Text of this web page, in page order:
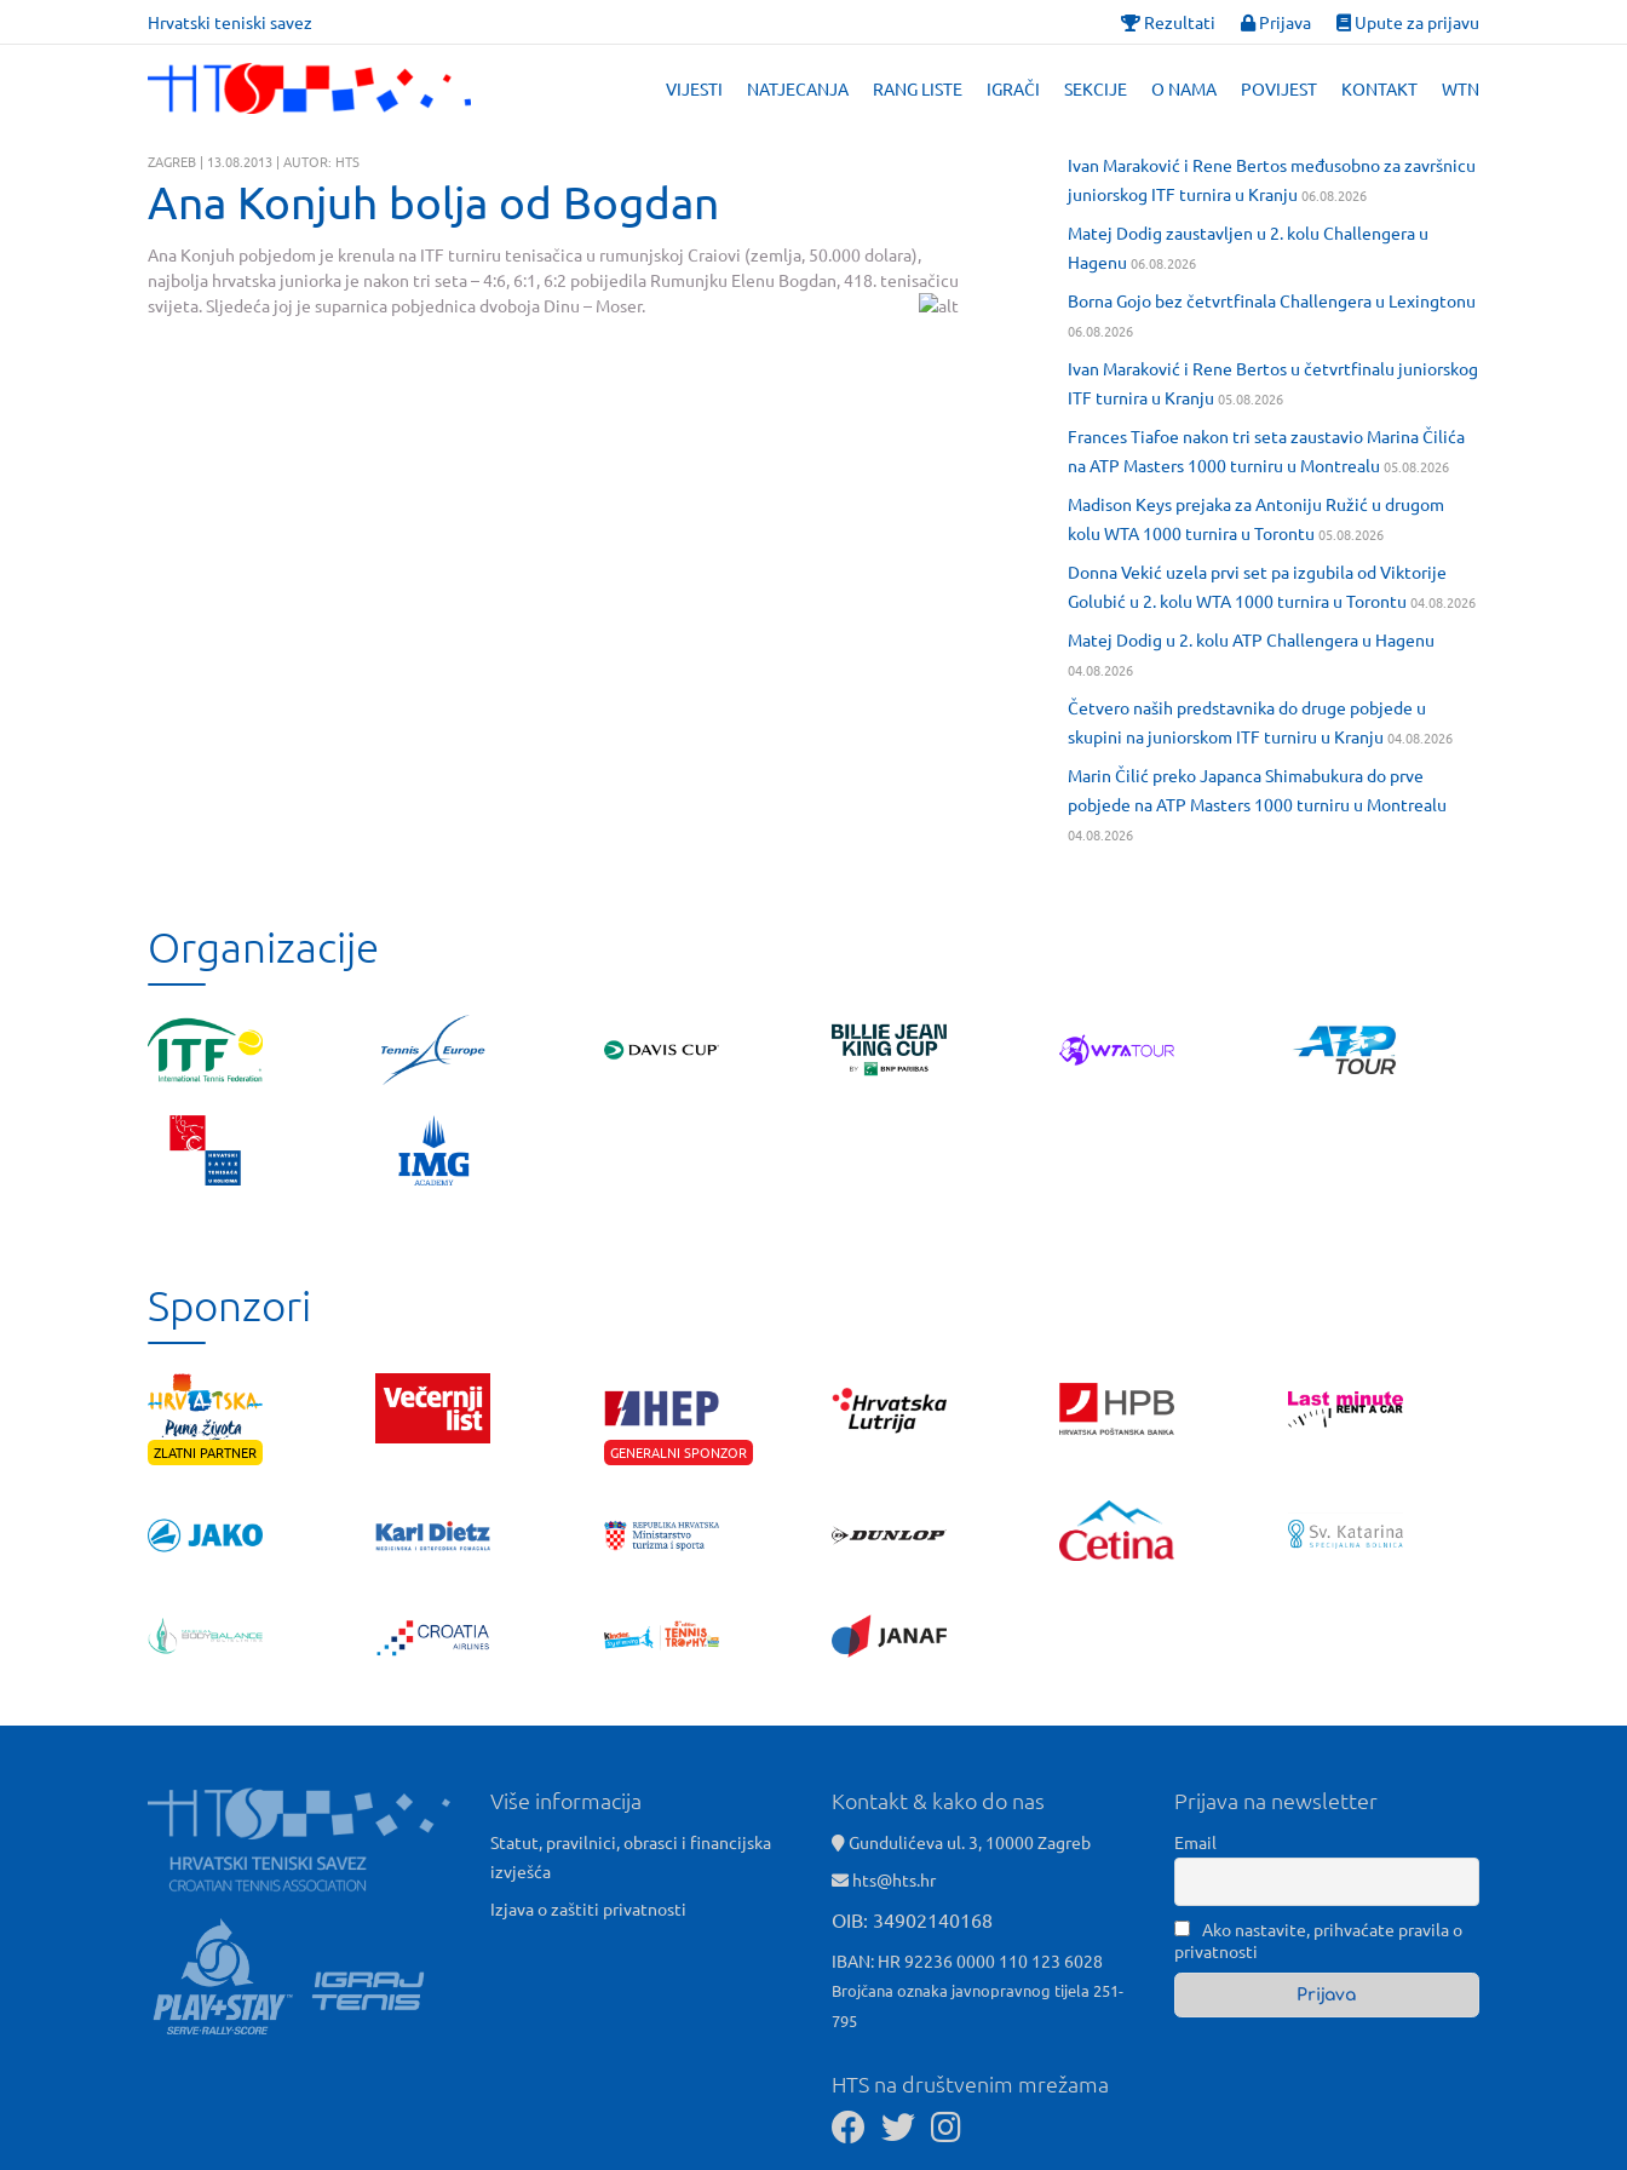
Hrvatski teniski savez Rezultati Prijava Upute za prijavu
VIJESTI NATJECANJA RANG LISTE IGRAČI SEKCIJE O NAMA POVIJEST KONTAKT WTN
ZAGREB | 13.08.2013 | AUTOR: HTS
Ana Konjuh bolja od Bogdan
Ana Konjuh pobjedom je krenula na ITF turniru tenisačica u rumunjskoj Craiovi (zemlja, 50.000 dolara),
najbolja hrvatska juniorka je nakon tri seta – 4:6, 6:1, 6:2 pobijedila Rumunjku Elenu Bogdan, 418. tenisačicu
svijeta. Sljedeća joj je suparnica pobjednica dvoboja Dinu – Moser.
Ivan Maraković i Rene Bertos međusobno za završnicu
juniorskog ITF turnira u Kranju 06.08.2026
Matej Dodig zaustavljen u 2. kolu Challengera u
Hagenu 06.08.2026
Borna Gojo bez četvrtfinala Challengera u Lexingtonu
06.08.2026
Ivan Maraković i Rene Bertos u četvrtfinalu juniorskog
ITF turnira u Kranju 05.08.2026
Frances Tiafoe nakon tri seta zaustavio Marina Čilića
na ATP Masters 1000 turniru u Montrealu 05.08.2026
Madison Keys prejaka za Antoniju Ružić u drugom
kolu WTA 1000 turnira u Torontu 05.08.2026
Donna Vekić uzela prvi set pa izgubila od Viktorije
Golubić u 2. kolu WTA 1000 turnira u Torontu 04.08.2026
Matej Dodig u 2. kolu ATP Challengera u Hagenu
04.08.2026
Četvero naših predstavnika do druge pobjede u
skupini na juniorskom ITF turniru u Kranju 04.08.2026
Marin Čilić preko Japanca Shimabukura do prve
pobjede na ATP Masters 1000 turniru u Montrealu
04.08.2026
Organizacije
Sponzori
ZLATNI PARTNER GENERALNI SPONZOR
Više informacija
Statut, pravilnici, obrasci i financijska
izvješća
Izjava o zaštiti privatnosti
Kontakt & kako do nas
Gundulićeva ul. 3, 10000 Zagreb
hts@hts.hr
OIB: 34902140168
IBAN: HR 92236 0000 110 123 6028
Brojčana oznaka javnopravnog tijela 251-
795
HTS na društvenim mrežama
Prijava na newsletter
Email
Ako nastavite, prihvaćate pravila o
privatnosti